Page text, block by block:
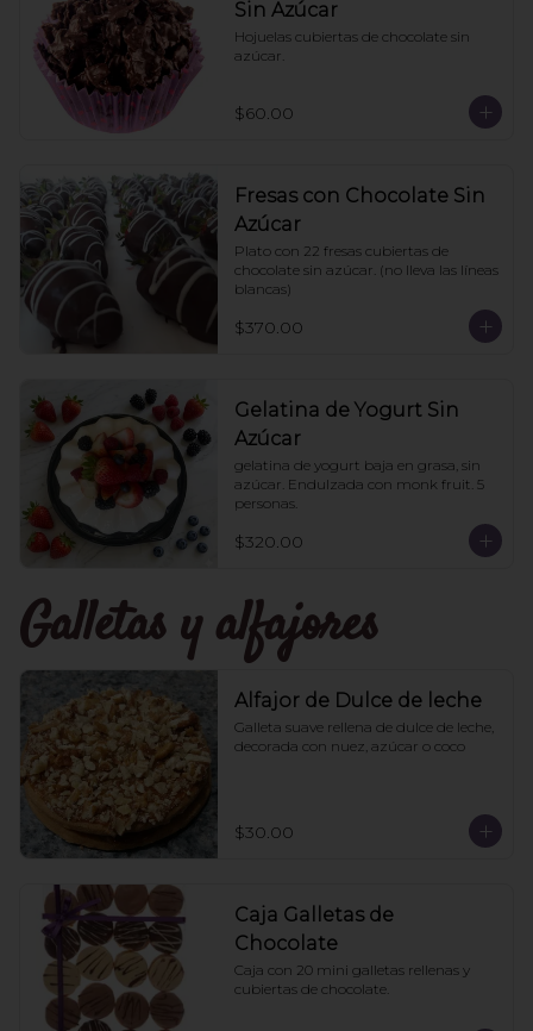
Sin Azúcar
Hojuelas cubiertas de chocolate sin
azúcar.
$60.00
Fresas con Chocolate Sin
Azúcar
Plato con 22 fresas cubiertas de
chocolate sin azúcar. (no lleva las líneas
blancas)
$370.00
Gelatina de Yogurt Sin
Azúcar
gelatina de yogurt baja en grasa, sin
azúcar. Endulzada con monk fruit. 5
personas.
$320.00
Galletas y alfajores
Alfajor de Dulce de leche
Galleta suave rellena de dulce de leche,
decorada con nuez, azúcar o coco
$30.00
Caja Galletas de
Chocolate
Caja con 20 mini galletas rellenas y
cubiertas de chocolate.